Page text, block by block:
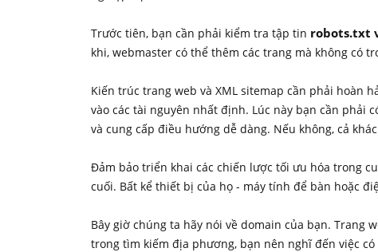
Trước tiên, bạn cần phải kiểm tra tập tin robots.txt
khi, webmaster có thể thêm các trang mà không có
Kiến trúc trang web và XML sitemap cần phải hoàn
vào các tài nguyên nhất định. Lúc này bạn cần phải
và cung cấp điều hướng dễ dàng. Nếu không, cả
Đảm bảo triển khai các chiến lược tối ưu hóa trong
cuối. Bất kể thiết bị của họ - máy tính để bàn hoặc
Bây giờ chúng ta hãy nói về domain của bạn. Trang
trong tìm kiếm địa phương, bạn nên nghĩ đến việc